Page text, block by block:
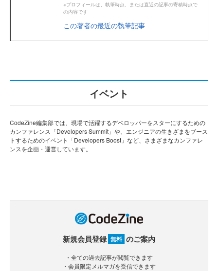
※プロフィールは、執筆時点、または直近の記事の寄稿時点で
の内容です
この著者の最近の執筆記事
イベント
CodeZine編集部では、現場で活躍するデベロッパーをスターにするための
カンファレンス「Developers Summit」や、エンジニアの生きざまをブース
トするためのイベント「Developers Boost」など、さまざまなカンファレ
ンスを企画・運営しています。
新規会員登録 無料 のご案内
・全ての過去記事が閲覧できます
・会員限定メルマガを受信できます